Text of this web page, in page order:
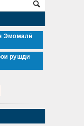
Эмомалӣ
рушди